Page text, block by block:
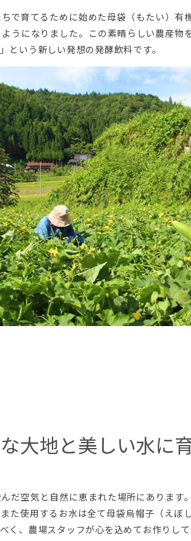
で育てるために始めた母袋（もたい）有
うになりました。この素晴らしい農産
という新しい発想の発酵飲料です。
大地と美しい水に
だ空気と自然に恵まれた場所にあります
た使用するお水は全て母袋烏帽子（えぼ
く、農場スタッフが心を込めてお作りして